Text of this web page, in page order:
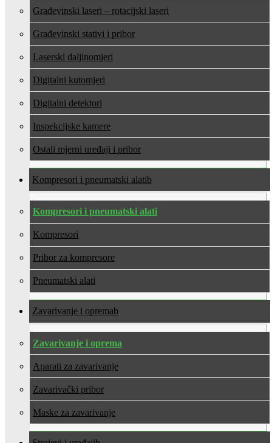
Građevinski laseri – rotacijski laseri
Građevinski stativi i pribor
Laserski daljinomjeri
Digitalni kutomjeri
Digitalni detektori
Inspekcijske kamere
Ostali mjerni uređaji i pribor
Kompresori i pneumatski alati
Kompresori i pneumatski alati
Kompresori
Pribor za kompresore
Pneumatski alati
Zavarivanje i oprema
Zavarivanje i oprema
Aparati za zavarivanje
Zavarivački pribor
Maske za zavarivanje